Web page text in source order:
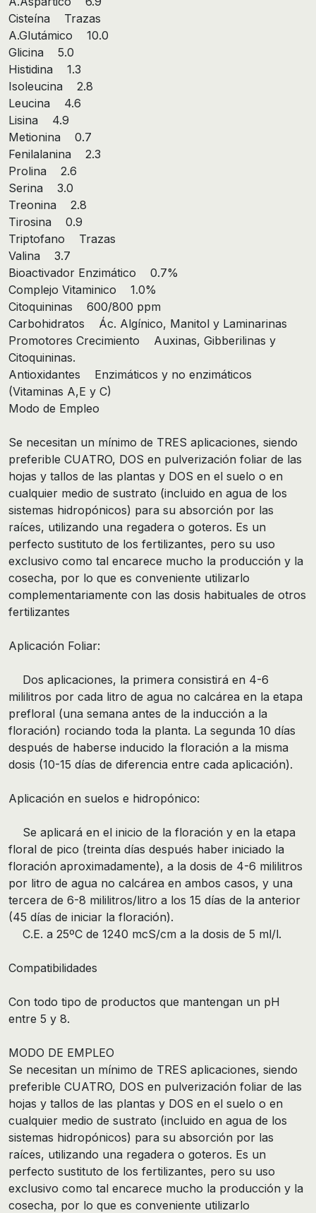
Cisteína Trazas
A.Glutámico 10.0
Glicina 5.0
Histidina 1.3
Isoleucina 2.8
Leucina 4.6
Lisina 4.9
Metionina 0.7
Fenilalanina 2.3
Prolina 2.6
Serina 3.0
Treonina 2.8
Tirosina 0.9
Triptofano Trazas
Valina 3.7
Bioactivador Enzimático 0.7%
Complejo Vitaminico 1.0%
Citoquininas 600/800 ppm
Carbohidratos Ác. Algínico, Manitol y Laminarinas
Promotores Crecimiento Auxinas, Gibberilinas y
Citoquininas.
Antioxidantes Enzimáticos y no enzimáticos
(Vitaminas A,E y C)
Modo de Empleo
Se necesitan un mínimo de TRES aplicaciones, siendo
preferible CUATRO, DOS en pulverización foliar de las
hojas y tallos de las plantas y DOS en el suelo o en
cualquier medio de sustrato (incluido en agua de los
sistemas hidropónicos) para su absorción por las
raíces, utilizando una regadera o goteros. Es un
perfecto sustituto de los fertilizantes, pero su uso
exclusivo como tal encarece mucho la producción y la
cosecha, por lo que es conveniente utilizarlo
complementariamente con las dosis habituales de otros
fertilizantes
Aplicación Foliar:
Dos aplicaciones, la primera consistirá en 4-6
mililitros por cada litro de agua no calcárea en la etapa
prefloral (una semana antes de la inducción a la
floración) rociando toda la planta. La segunda 10 días
después de haberse inducido la floración a la misma
dosis (10-15 días de diferencia entre cada aplicación).
Aplicación en suelos e hidropónico:
Se aplicará en el inicio de la floración y en la etapa
floral de pico (treinta días después haber iniciado la
floración aproximadamente), a la dosis de 4-6 mililitros
por litro de agua no calcárea en ambos casos, y una
tercera de 6-8 mililitros/litro a los 15 días de la anterior
(45 días de iniciar la floración).
C.E. a 25ºC de 1240 mcS/cm a la dosis de 5 ml/l.
Compatibilidades
Con todo tipo de productos que mantengan un pH
entre 5 y 8.
MODO DE EMPLEO
Se necesitan un mínimo de TRES aplicaciones, siendo
preferible CUATRO, DOS en pulverización foliar de las
hojas y tallos de las plantas y DOS en el suelo o en
cualquier medio de sustrato (incluido en agua de los
sistemas hidropónicos) para su absorción por las
raíces, utilizando una regadera o goteros. Es un
perfecto sustituto de los fertilizantes, pero su uso
exclusivo como tal encarece mucho la producción y la
cosecha, por lo que es conveniente utilizarlo